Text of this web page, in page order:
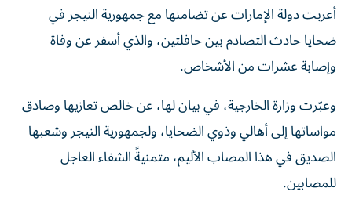
أعربت دولة الإمارات عن تضامنها مع جمهورية النيجر في
ضحايا حادث التصادم بين حافلتين، والذي أسفر عن وفاة
وإصابة عشرات من الأشخاص.
وعبّرت وزارة الخارجية، في بيان لها، عن خالص تعازيها وصادق
مواساتها إلى أهالي وذوي الضحايا، ولجمهورية النيجر وشعبها
الصديق في هذا المصاب الأليم، متمنيةً الشفاء العاجل
للمصابين.